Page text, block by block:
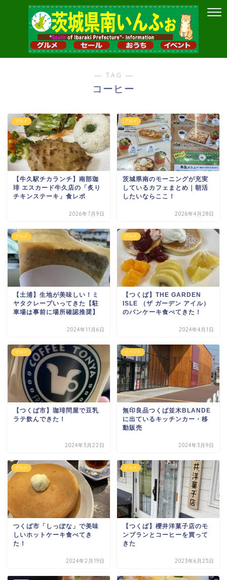
― TAG ―
コーヒー
グルメ
【牛久駅チカランチ】南部珈
琲 エスカード牛久店の「炙り
チキンステーキ」食レポ
2026年7月9日
グルメ
茨城県南のモーニングが充実
しているカフェまとめ｜朝活
したいならここ！
2026年4月28日
グルメ
【土浦】生地が美味しい！ミ
ヤタクレープいってきた【駐
車場は事前に場所確認推奨】
2024年11月6日
グルメ
【つくば】THE GARDEN
ISLE （ザ ガーデン アイル）
のパンケーキ食べてきた！
2024年4月1日
グルメ
【つくば市】珈琲問屋で豆乳
ラテ飲んできた！
2024年3月22日
イベント
無印良品つくば並木BLANDE
に出ているキッチンカー・移
動販売
2024年3月9日
グルメ
つくば市「しっぽな」で美味
しいホットケーキ食べてき
た！
2024年2月19日
グルメ
【つくば】櫻井洋菓子店のモ
ンブランとコーヒーを買って
きた
2023年6月25日